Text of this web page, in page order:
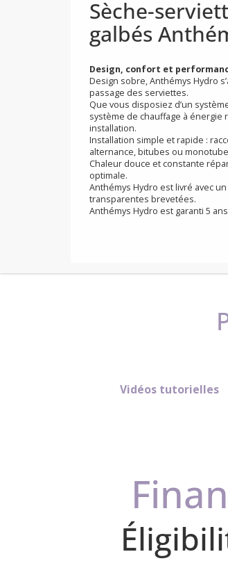
Sèche-
galbés
Design, confort et
Design sobre, Anthémys
passage des serviettes.
Que vous disposiez d’un
système de chauffage à
installation.
Installation simple et
alternance, bitubes ou
Anthémys Hydro est garanti
Vidéos tutorielles